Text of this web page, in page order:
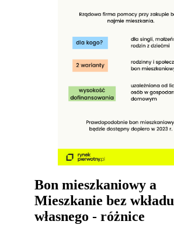
Bon mieszkaniowy a
Mieszkanie bez wkładu
własnego - różnice